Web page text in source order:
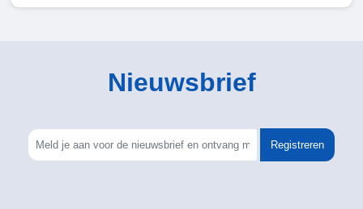
Nieuwsbrief
Registreren